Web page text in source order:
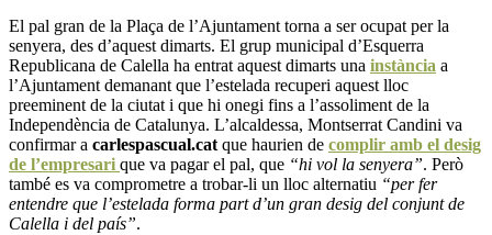
El pal gran de la Plaça de l’Ajuntament torna a ser ocupat per la
senyera, des d’aquest dimarts. El grup municipal d’Esquerra
Republicana de Calella ha entrat aquest dimarts una instància a
l’Ajuntament demanant que l’estelada recuperi aquest lloc
preeminent de la ciutat i que hi onegi fins a l’assoliment de la
Independència de Catalunya. L’alcaldessa, Montserrat Candini va
confirmar a carlespascual.cat que haurien de complir amb el desig
de l’empresari que va pagar el pal, que “hi vol la senyera”. Però
també es va comprometre a trobar-li un lloc alternatiu “per fer
entendre que l’estelada forma part d’un gran desig del conjunt de
Calella i del país”.